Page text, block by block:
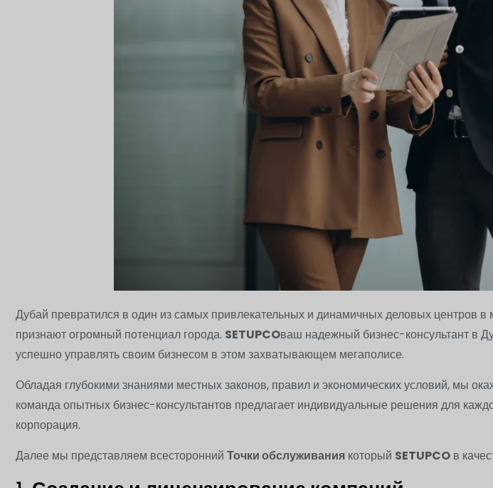
Дубай превратился в один из самых привлекательных и динамичных деловых центров
признают огромный потенциал города. SETUPCOваш надежный бизнес-консультант в
успешно управлять своим бизнесом в этом захватывающем мегаполисе.
Обладая глубокими знаниями местных законов, правил и экономических условий, мы
команда опытных бизнес-консультантов предлагает индивидуальные решения для
корпорация.
Далее мы представляем всесторонний Точки обслуживания который SETUPCO в